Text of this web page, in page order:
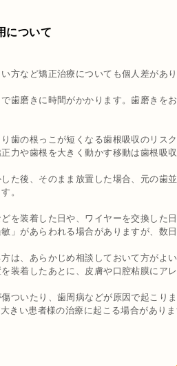
について
方など矯正治療についても個人差があ
歯磨きに時間がかかります。歯磨きを
歯の根っこが短くなる歯根吸収のリス
力や歯根を大きく動かす移動は歯根吸
た後、そのまま放置した場合、元の歯
。
を装着した日や、ワイヤーを交換した
」があらわれる場合がありますが、数
は、あらかじめ相談しておいて方がよ
装着したあとに、皮膚や口腔粘膜にア
ついたり、歯周病などが原因で起こり
きい患者様の治療に起こる場合があり